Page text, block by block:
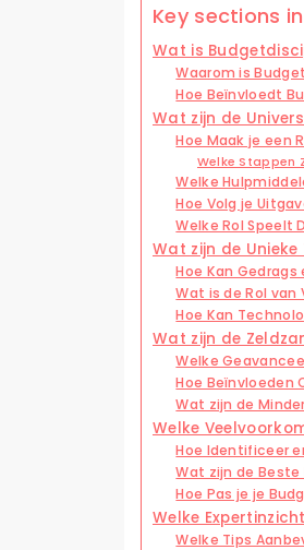
Key sections
Wat is
Waarom is
Hoe Beïnvloedt
Wat zijn de
Hoe Maak je een
Welke Stappen
Welke
Hoe Volg je
Welke Rol Speelt
Wat zijn de
Hoe Kan
Wat is de Rol
Hoe Kan
Wat zijn de
Welke
Hoe Beïnvloeden
Wat zijn de
Welke
Hoe Identificeer
Wat zijn de
Hoe Pas je je
Welke
Welke Tips